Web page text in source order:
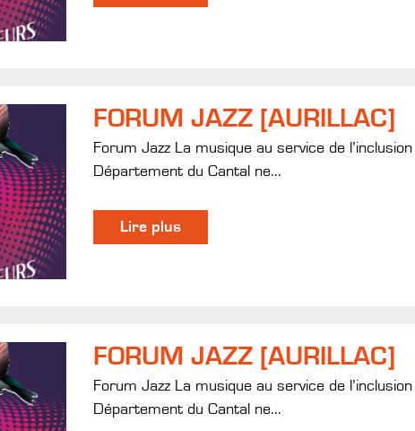
FORUM JAZZ [AURILLAC]
Forum Jazz La musique au service de
Département du Cantal ne...
Lire plus
FORUM JAZZ [AURILLAC]
Forum Jazz La musique au service de
Département du Cantal ne...